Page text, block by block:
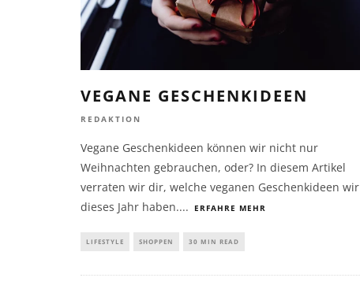
VEGANE GESCHENKIDEEN
REDAKTION
Vegane Geschenkideen können wir nicht nur
Weihnachten gebrauchen, oder? In diesem Artikel
verraten wir dir, welche veganen Geschenkideen wir
dieses Jahr haben.... ERFAHRE MEHR
LIFESTYLE SHOPPEN 30 MIN READ